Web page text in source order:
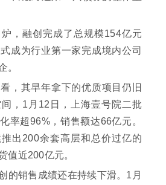
，融创完成了总规模154亿元
成为行业第一家完成境内公司
。
，其早年拿下的优质项目仍旧
，1月12日，上海壹号院二批
率超96%，销售额达66亿元。
出200余套高层和总价过亿的
值近200亿元。
的销售成绩还在持续下滑。1月